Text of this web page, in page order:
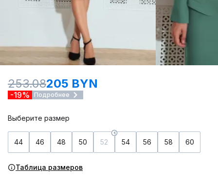
253.08205 BYN
-19% Подробнее
Выберите размер
44 46 48 50 52 54 56 58 60
Таблица размеров